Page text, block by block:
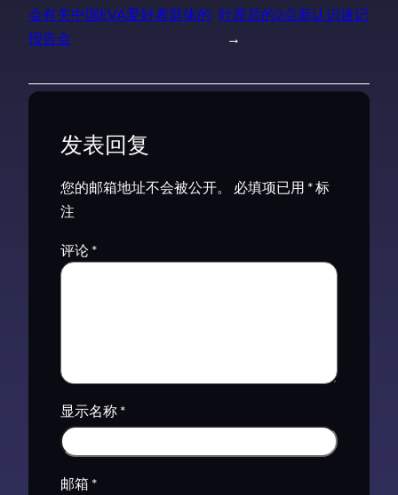
会有关中国EVA爱好者群体的
报告会
叶原后的2点新认识速记
→
发表回复
您的邮箱地址不会被公开。 必填项已用 *标
注
评论 *
显示名称 *
邮箱 *